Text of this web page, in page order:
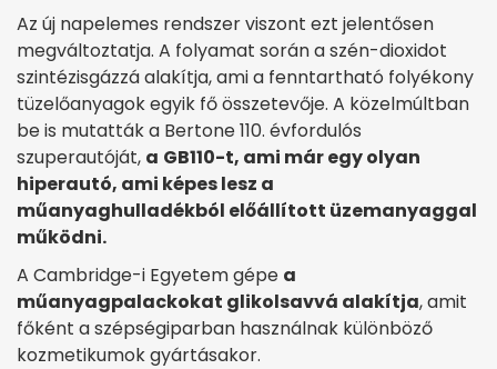
Az új napelemes rendszer viszont ezt jelentősen
megváltoztatja. A folyamat során a szén-dioxidot
szintézisgázzá alakítja, ami a fenntartható folyékony
tüzelőanyagok egyik fő összetevője. A közelmúltban
be is mutatták a Bertone 110. évfordulós
szuperautóját, a GB110-t, ami már egy olyan
hiperautó, ami képes lesz a
műanyaghulladékból előállított üzemanyaggal
működni.
A Cambridge-i Egyetem gépe a
műanyagpalackokat glikolsavvá alakítja, amit
főként a szépségiparban használnak különböző
kozmetikumok gyártásakor.